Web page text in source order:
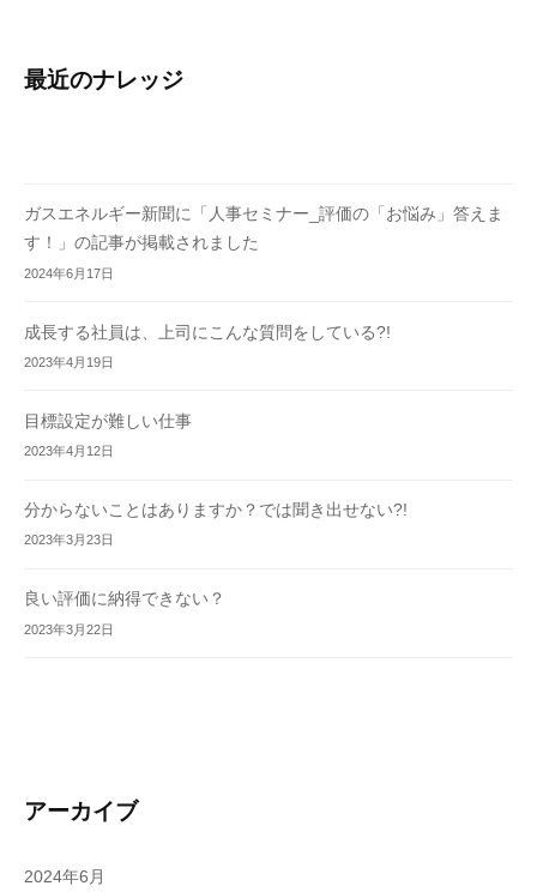
最近のナレッジ
ガスエネルギー新聞に「人事セミナー_評価の「お悩み」答えま
す！」の記事が掲載されました
2024年6月17日
成長する社員は、上司にこんな質問をしている?!
2023年4月19日
目標設定が難しい仕事
2023年4月12日
分からないことはありますか？では聞き出せない?!
2023年3月23日
良い評価に納得できない？
2023年3月22日
アーカイブ
2024年6月